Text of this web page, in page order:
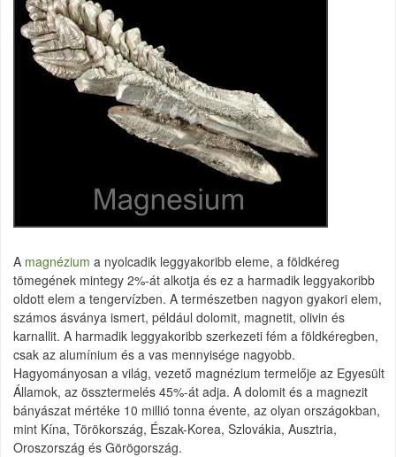
A magnézium a nyolcadik leggyakoribb eleme, a földkéreg
tömegének mintegy 2%-át alkotja és ez a harmadik leggyakoribb
oldott elem a tengervízben. A természetben nagyon gyakori elem,
számos ásványa ismert, például dolomit, magnetit, olivin és
karnallit. A harmadik leggyakoribb szerkezeti fém a földkéregben,
csak az alumínium és a vas mennyisége nagyobb.
Hagyományosan a világ, vezető magnézium termelője az Egyesült
Államok, az össztermelés 45%-át adja. A dolomit és a magnezit
bányászat mértéke 10 millió tonna évente, az olyan országokban,
mint Kína, Törökország, Észak-Korea, Szlovákia, Ausztria,
Oroszország és Görögország.